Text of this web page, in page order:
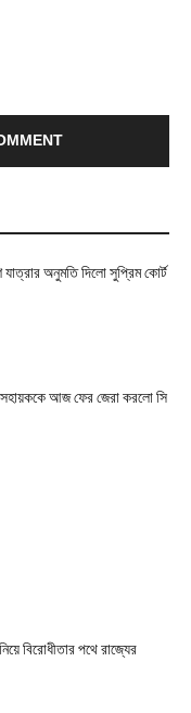
যাত্রার অনুমতি দিলো সুপ্রিম কোর্ট
আজ ফের জেরা করলো সি
বিরোধীতার পথে রাজ্যের